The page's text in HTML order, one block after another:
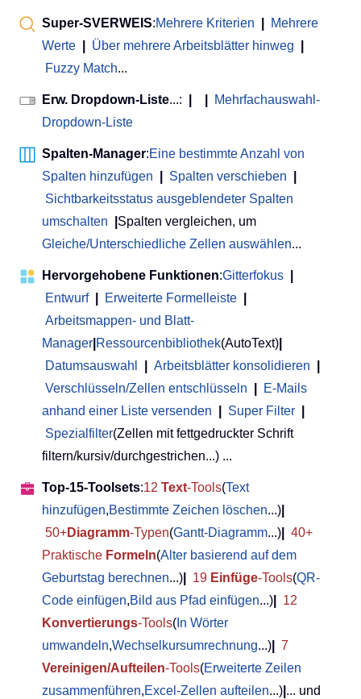
Super-SVERWEIS:Mehrere Kriterien
Mehrere
Werte
Über mehrere Arbeitsblätter hinweg
Fuzzy Match...
Erw. Dropdown-Liste...:
Mehrfachauswahl-
Dropdown-Liste
Spalten-Manager:Eine bestimmte Anzahl von
Spalten hinzufügen
Spalten verschieben
Sichtbarkeitsstatus ausgeblendeter Spalten
umschalten
Spalten vergleichen, um
Gleiche/Unterschiedliche Zellen auswählen...
Hervorgehobene Funktionen:Gitterfokus
Entwurf
Erweiterte Formelleiste
Arbeitsmappen- und Blatt-
Manager Ressourcenbibliothek(AutoText)
Datumsauswahl
Arbeitsblätter konsolidieren
Verschlüsseln/Zellen entschlüsseln
E-Mails
anhand einer Liste versenden
Super Filter
Spezialfilter(Zellen mit fettgedruckter Schrift
filtern/kursiv/durchgestrichen...) ...
Top-15-Toolsets:12 Text-Tools(Text
hinzufügen,Bestimmte Zeichen löschen...)
50+Diagramm-Typen(Gantt-Diagramm...)
40+
Praktische Formeln(Alter basierend auf dem
Geburtstag berechnen...) 19 Einfüge-Tools(QR-
Code einfügen,Bild aus Pfad einfügen...)
12
Konvertierungs-Tools( In Wörter
umwandeln,Wechselkursumrechnung...)
7
Vereinigen/Aufteilen-Tools(Erweiterte Zeilen
zusammenführen,Excel-Zellen aufteilen...) ... und